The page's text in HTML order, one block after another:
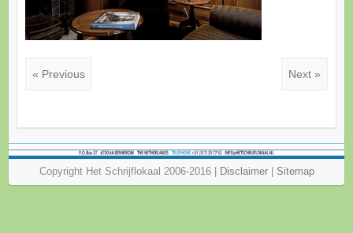
« Previous Next »
Copyright Het Schrijflokaal 2006-2016 | Disclaimer| Sitemap